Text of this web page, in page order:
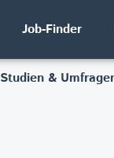
Job-Finder
Studien &